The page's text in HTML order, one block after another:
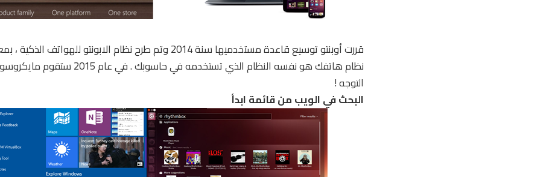
قررت أوبنتو توسيع قاعدة مستخدميها سنة 2014 وتم طرح نظام الابونتو
نظام هاتفك هو نفسه النظام الذي تستخدمه في
التوجه !
البحث في الويبمن قائمة ابدأ